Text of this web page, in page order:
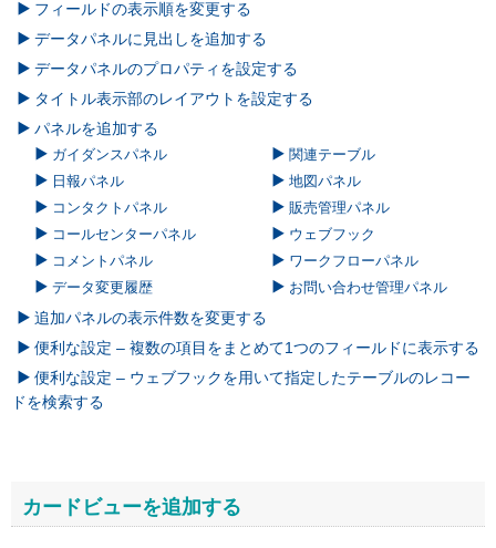
フィールドの表示順を変更する
データパネルに見出しを追加する
データパネルのプロパティを設定する
タイトル表示部のレイアウトを設定する
パネルを追加する
ガイダンスパネル
関連テーブル
日報パネル
地図パネル
コンタクトパネル
販売管理パネル
コールセンターパネル
ウェブフック
コメントパネル
ワークフローパネル
データ変更履歴
お問い合わせ管理パネル
追加パネルの表示件数を変更する
便利な設定 – 複数の項目をまとめて1つのフィールドに表示する
便利な設定 – ウェブフックを用いて指定したテーブルのレコー
ドを検索する
カードビューを追加する